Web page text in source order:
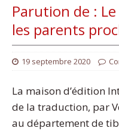
Parution de :
les parents
19 septembre 2020
La maison d’édition
de la traduction, par
au département de